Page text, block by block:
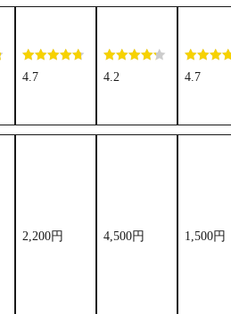
4.7 4.2 4.7
2,200円 4,500円 1,500円